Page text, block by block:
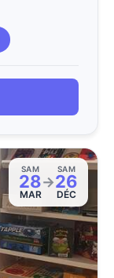
SAM
28
MAR
→
SAM
26
DÉC